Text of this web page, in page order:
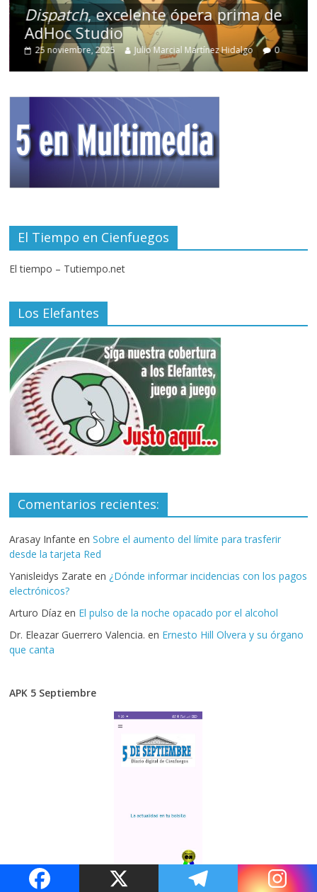
Dispatch, excelente ópera prima de
AdHoc Studio
25 noviembre, 2025 Julio Marcial Martínez Hidalgo 0
El Tiempo en Cienfuegos
El tiempo – Tutiempo.net
Los Elefantes
Comentarios recientes:
Arasay Infante enSobre el aumento del límite para trasferir
desde la tarjeta Red
Yanisleidys Zarate en ¿Dónde informar incidencias con los pagos
electrónicos?
Arturo Díaz en El pulso de la noche opacado por el alcohol
Dr. Eleazar Guerrero Valencia. en Ernesto Hill Olvera y su órgano
que canta
APK 5 Septiembre